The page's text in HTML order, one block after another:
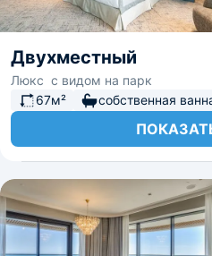
Двухместный
Люкс с видом на парк
67м²
собственная